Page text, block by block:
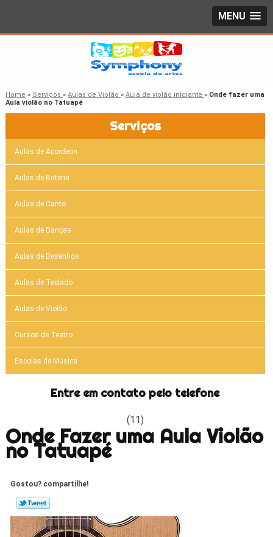
MENU
Home » Serviços » Aulas de Violão » Aula de violão iniciante » Onde fazer uma
Aula violão no Tatuapé
Serviços
Aulas de Acordeon
Aulas de Bateria
Aulas de Canto
Aulas de Danças
Aulas de Desenhos
Aulas de Teclado
Aulas de Violão
Cursos de Teatro
Escolas de Música
Entre em contato pelo telefone
(11)
Onde Fazer uma Aula Violão
no Tatuapé
Gostou? compartilhe!